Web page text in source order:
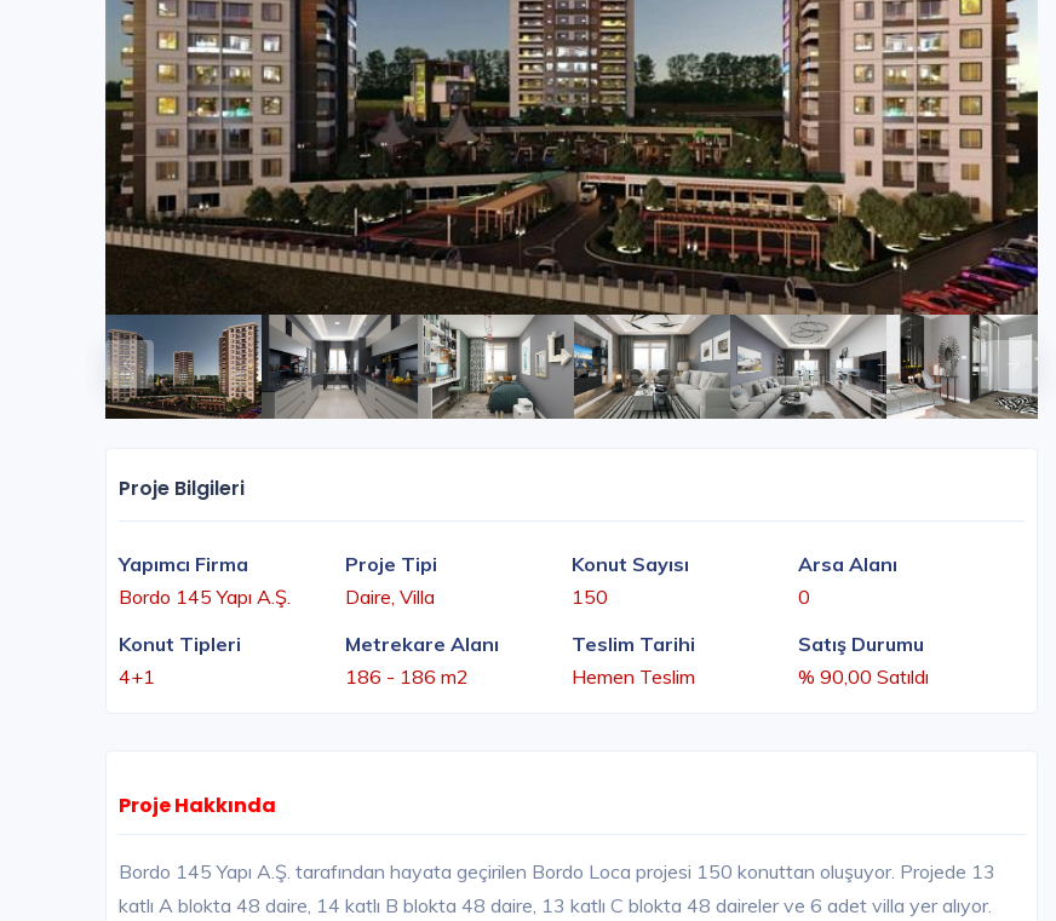
Proje Bilgileri
Yapımcı Firma
Bordo 145 Yapı A.Ş.
Proje Tipi
Daire, Villa
Konut Sayısı
150
Arsa Alanı
0
Konut Tipleri
4+1
Metrekare Alanı
186 - 186 m2
Teslim Tarihi
Hemen Teslim
Satış Durumu
% 90,00 Satıldı
Proje Hakkında
Bordo 145 Yapı A.Ş. tarafından hayata geçirilen Bordo Loca projesi 150 konuttan oluşuyor. Projede 13
katlı A blokta 48 daire, 14 katlı B blokta 48 daire, 13 katlı C blokta 48 daireler ve 6 adet villa yer alıyor.